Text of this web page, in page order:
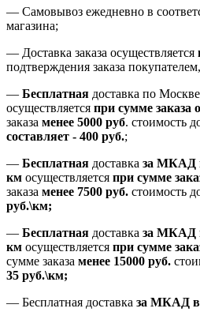
— Самовывоз ежедневно в
магазина;
— Доставка заказа осуществляется
подтверждения заказа покупателем
— Бесплатная доставка по Москве
осуществляется при сумме заказа
заказа менее 5000 руб. стоимость
составляет - 400 руб.;
— Бесплатная доставка за МКАД
км осуществляется при сумме
заказа менее 7500 руб. стоимость
руб.\км;
— Бесплатная доставка за МКАД
км осуществляется при сумме
сумме заказа менее 15000 руб.
35 руб.\км;
— Бесплатная доставка за МКАД в